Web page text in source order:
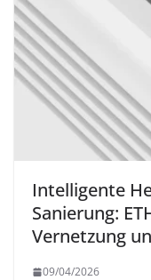
Intelligente
Sanierung:
Vernetzung
09/04/2026